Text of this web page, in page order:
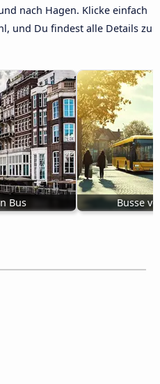
nach Hagen. Klicke einfach
und Du findest alle Details zu
Bus Busse